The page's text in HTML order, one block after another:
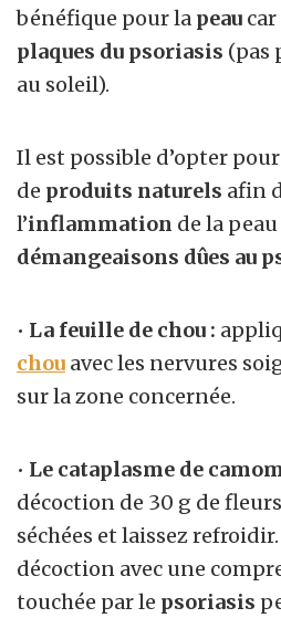
bénéfique pour la peau
plaques du psoriasis (pas
au soleil).
Il est possible d’opter
de produits naturels afin
l’inflammation de la
démangeaisons dûes au
• La feuille de chou :
chou avec les nervures
sur la zone concernée.
• Le cataplasme de
décoction de 30 g de
séchées et laissez
décoction avec une
touchée par le psoriasis